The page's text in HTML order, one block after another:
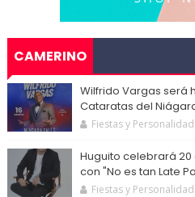
CAMERINO
Wilfrido Vargas será
Cataratas del
Fiestas y
Huguito celebrará
con "No es tan Late
Fiestas y